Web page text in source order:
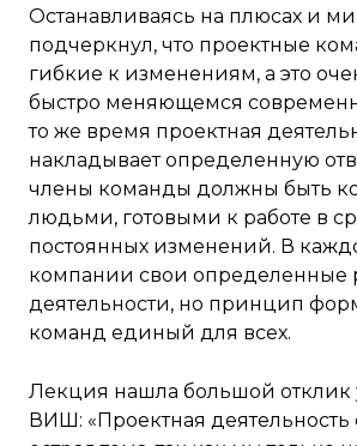
Останавливаясь на плюсах и
подчеркнул, что проектные
гибкие к изменениям, а это
быстро меняющемся
то же время проектная
накладывает определенную
члены команды должны быть
людьми, готовыми к работе в
постоянных изменений. В
компании свои определенные
деятельности, но принцип
команд единый для всех.
Лекция нашла большой отклик
ВИШ: «Проектная деятельность